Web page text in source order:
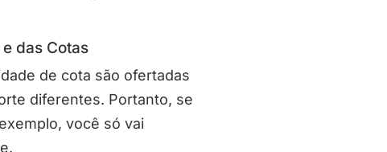
das Cotas
de cota são ofertadas
diferentes. Portanto, se
você só vai